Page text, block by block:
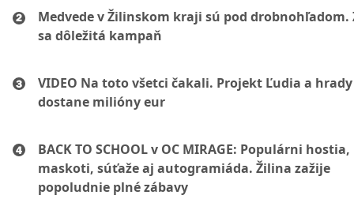
Medvede v Žilinskom kraji sú pod drobnohľadom.
sa dôležitá kampaň
VIDEO Na toto všetci čakali. Projekt Ľudia a hrady
dostane milióny eur
BACK TO SCHOOL v OC MIRAGE: Populárni
maskoti, súťaže aj autogramiáda. Žilina zažije
popoludnie plné zábavy